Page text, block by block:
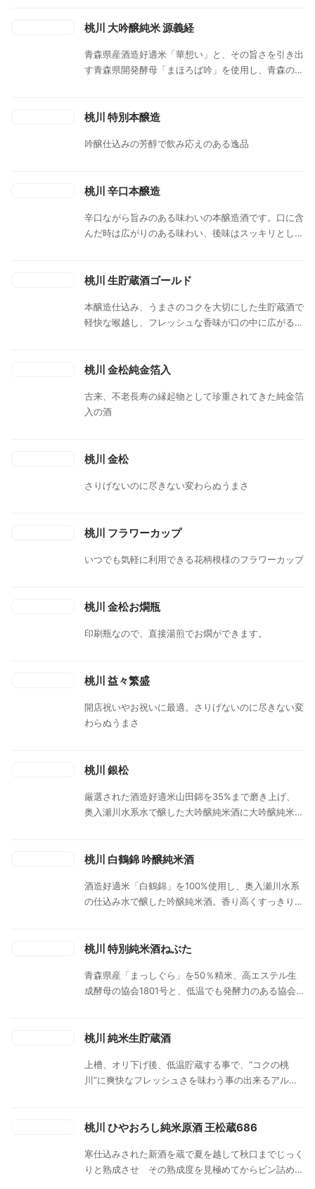
桃川 大吟醸純米 源義経
青森県産酒造好適米「華想い」と、その旨さを引き出
す青森県開発酵母「まほろば吟」を使用し、青森の厳
桃川 特別本醸造
吟醸仕込みの芳醇で飲み応えのある逸品
桃川 辛口本醸造
辛口ながら旨みのある味わいの本醸造酒です。口に含
んだ時は広がりのある味わい、後味はスッキリとした
桃川 生貯蔵酒ゴールド
本醸造仕込み、うまさのコクを大切にした生貯蔵酒で
軽快な喉越し、フレッシュな香味が口の中に広がる新
桃川 金松純金箔入
古来、不老長寿の縁起物として珍重されてきた純金箔
入の酒
桃川 金松
さりげないのに尽きない変わらぬうまさ
桃川 フラワーカップ
いつでも気軽に利用できる花柄模様のフラワーカップ
桃川 金松お燗瓶
印刷瓶なので、直接湯煎でお燗ができます。
桃川 益々繁盛
開店祝いやお祝いに最適。さりげないのに尽きない変
わらぬうまさ
桃川 銀松
厳選された酒造好適米山田錦を35%まで磨き上げ、
奥入瀬川水系水で醸した大吟醸純米酒に大吟醸純米古
桃川 白鶴錦 吟醸純米酒
酒造好適米「白鶴錦」を100%使用し、奥入瀬川水系
の仕込み水で醸した吟醸純米酒。香り高くすっきり軽
桃川 特別純米酒ねぶた
青森県産「まっしぐら」を50％精米、高エステル生
成酵母の協会1801号と、低温でも発酵力のある協会
酵させました。華やかな香りが口に広がり、ダブル酵
ニーが味わえる特別純米酒。
桃川 純米生貯蔵酒
上槽、オリ下げ後、低温貯蔵する事で、“コクの桃
川”に爽快なフレッシュさを味わう事の出来るアルコ
桃川 ひやおろし純米原酒 王松蔵686
寒仕込みされた新酒を蔵で夏を越して秋口までじっく
りと熟成させ その熟成度を見極めてからビン詰めさ